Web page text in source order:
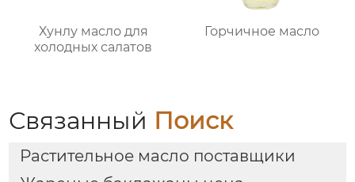
Хунлу масло для
холодных салатов
Горчичное масло
Связанный Поиск
Растительное масло поставщики